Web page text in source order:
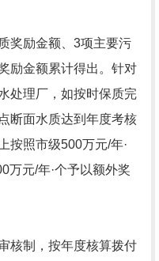
励金额、3项主要污
励金额累计得出。针对
处理厂，如按时保质完
断面水质达到年度考核
按照市级500万元/年·
万元/年·个予以额外奖
制，按年度核算拨付